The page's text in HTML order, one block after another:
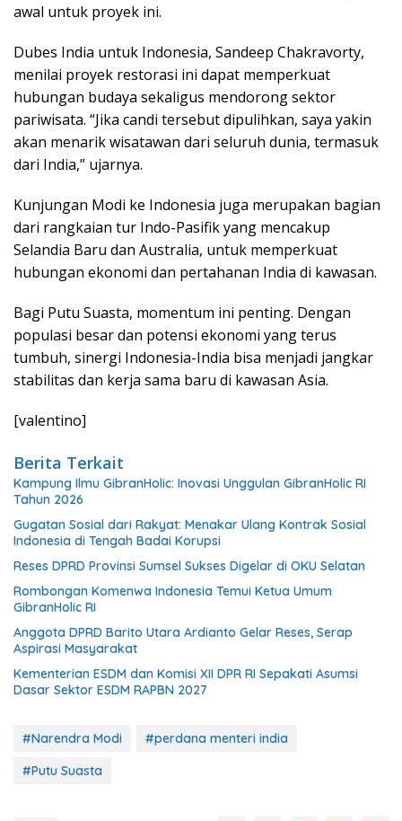
awal untuk proyek ini.
Dubes India untuk Indonesia, Sandeep Chakravorty,
menilai proyek restorasi ini dapat memperkuat
hubungan budaya sekaligus mendorong sektor
pariwisata. “Jika candi tersebut dipulihkan, saya yakin
akan menarik wisatawan dari seluruh dunia, termasuk
dari India,” ujarnya.
Kunjungan Modi ke Indonesia juga merupakan bagian
dari rangkaian tur Indo-Pasifik yang mencakup
Selandia Baru dan Australia, untuk memperkuat
hubungan ekonomi dan pertahanan India di kawasan.
Bagi Putu Suasta, momentum ini penting. Dengan
populasi besar dan potensi ekonomi yang terus
tumbuh, sinergi Indonesia-India bisa menjadi jangkar
stabilitas dan kerja sama baru di kawasan Asia.
[valentino]
Berita Terkait
Kampung Ilmu GibranHolic: Inovasi Unggulan GibranHolic RI
Tahun 2026
Gugatan Sosial dari Rakyat: Menakar Ulang Kontrak Sosial
Indonesia di Tengah Badai Korupsi
Reses DPRD Provinsi Sumsel Sukses Digelar di OKU Selatan
Rombongan Komenwa Indonesia Temui Ketua Umum
GibranHolic RI
Anggota DPRD Barito Utara Ardianto Gelar Reses, Serap
Aspirasi Masyarakat
Kementerian ESDM dan Komisi XII DPR RI Sepakati Asumsi
Dasar Sektor ESDM RAPBN 2027
#Narendra Modi
#perdana menteri india
#Putu Suasta